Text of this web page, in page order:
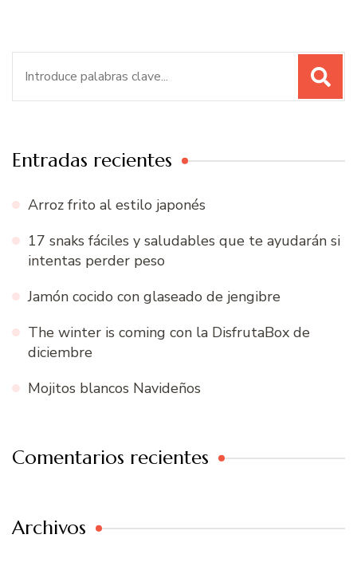
Entradas recientes
Arroz frito al estilo japonés
17 snaks fáciles y saludables que te ayudarán si
intentas perder peso
Jamón cocido con glaseado de jengibre
The winter is coming con la DisfrutaBox de
diciembre
Mojitos blancos Navideños
Comentarios recientes
Archivos